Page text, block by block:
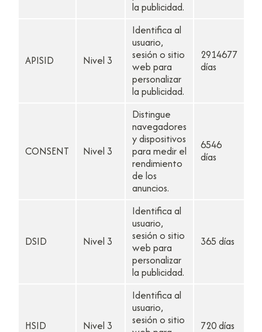
la publicidad.
APISID Nivel 3
Identifica al
usuario,
sesión o sitio
web para
personalizar
la publicidad.
2914677
días
CONSENT Nivel 3
Distingue
navegadores
y dispositivos
para medir el
rendimiento
de los
anuncios.
6546
días
DSID Nivel 3
Identifica al
usuario,
sesión o sitio
web para
personalizar
la publicidad.
365 días
HSID Nivel 3
Identifica al
usuario,
sesión o sitio
720 días